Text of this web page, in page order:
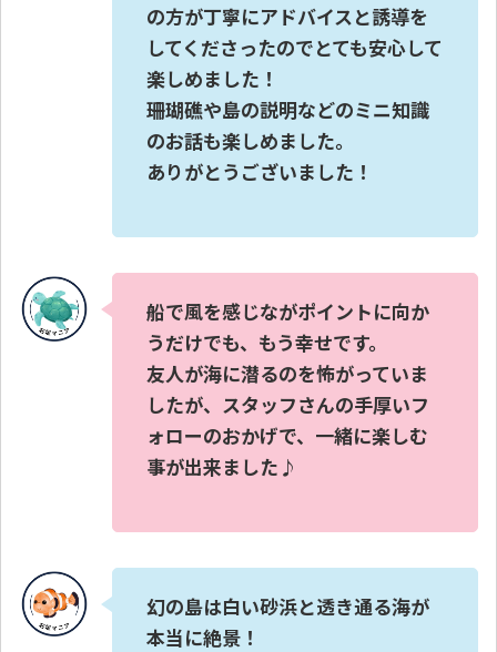
の方が丁寧にアドバイスと誘導を
してくださったのでとても安心して
楽しめました！
珊瑚礁や島の説明などのミニ知識
のお話も楽しめました。
ありがとうございました！
船で風を感じながポイントに向か
うだけでも、もう幸せです。
友人が海に潜るのを怖がっていま
したが、スタッフさんの手厚いフ
ォローのおかげで、一緒に楽しむ
事が出来ました♪
幻の島は白い砂浜と透き通る海が
本当に絶景！